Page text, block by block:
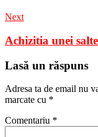
Next
Achizitia unei
Lasă un răspuns
Adresa ta de email nu
marcate cu *
Comentariu *